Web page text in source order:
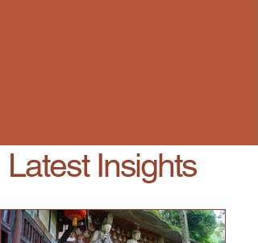
Latest Insights